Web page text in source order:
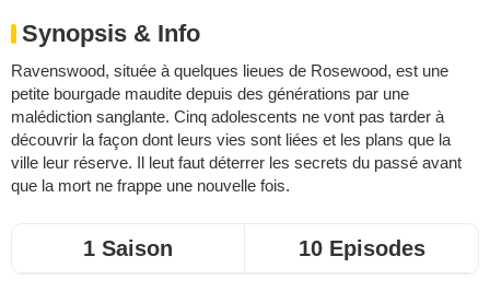
Synopsis & Info
Ravenswood, située à quelques lieues de Rosewood, est une
petite bourgade maudite depuis des générations par une
malédiction sanglante. Cinq adolescents ne vont pas tarder à
découvrir la façon dont leurs vies sont liées et les plans que la
ville leur réserve. Il leut faut déterrer les secrets du passé avant
que la mort ne frappe une nouvelle fois.
1 Saison 10 Episodes